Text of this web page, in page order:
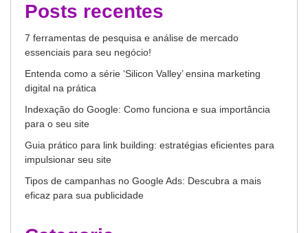
Posts recentes
7 ferramentas de pesquisa e análise de mercado
essenciais para seu negócio!
Entenda como a série ‘Silicon Valley’ ensina marketing
digital na prática
Indexação do Google: Como funciona e sua importância
para o seu site
Guia prático para link building: estratégias eficientes para
impulsionar seu site
Tipos de campanhas no Google Ads: Descubra a mais
eficaz para sua publicidade